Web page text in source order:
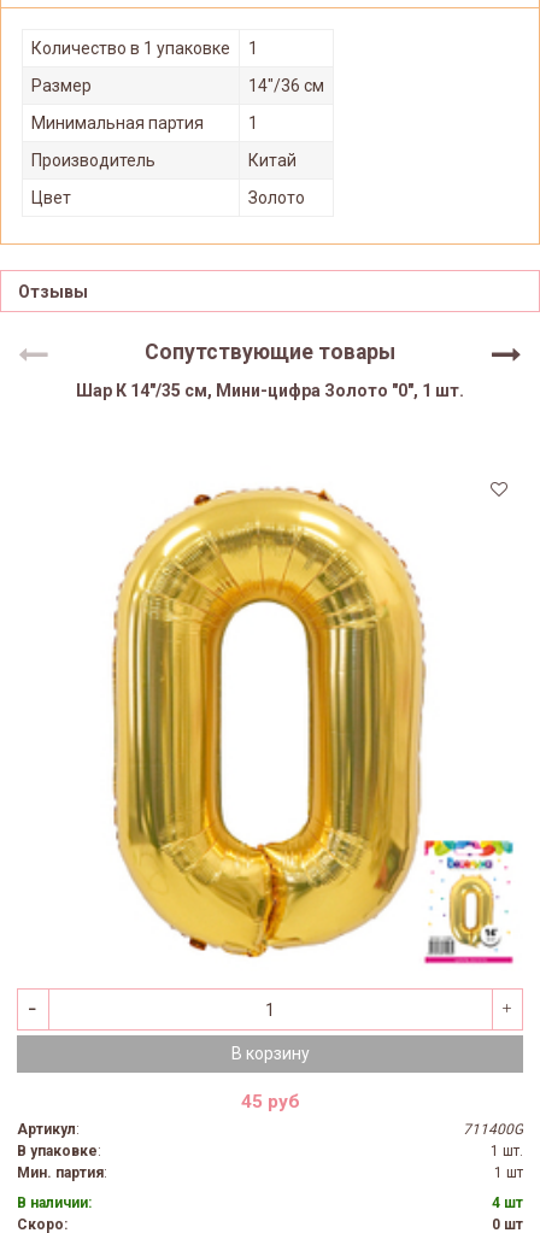
Количество в 1 упаковке
1
Размер
14"/36 см
Минимальная партия
1
Производитель
Китай
Цвет
Золото
Отзывы
Сопутствующие товары
Шар К 14"/35 см, Мини-цифра Золото "0", 1 шт.
В корзину
45 руб
Артикул:
711400G
В упаковке:
1 шт.
Мин. партия:
1 шт
В наличии:
4 шт
Скоро:
0 шт